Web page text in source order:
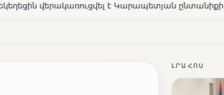
Կարապետյան ընտանիքի մեկենասությամբ NEWS
ԼՐԱՀՈՍ